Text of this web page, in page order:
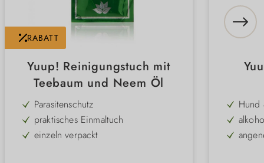
RABATT
Yuup! Reinigungstuch mit
Teebaum und Neem Öl
Parasitenschutz
praktisches Einmaltuch
einzeln verpackt
Hund